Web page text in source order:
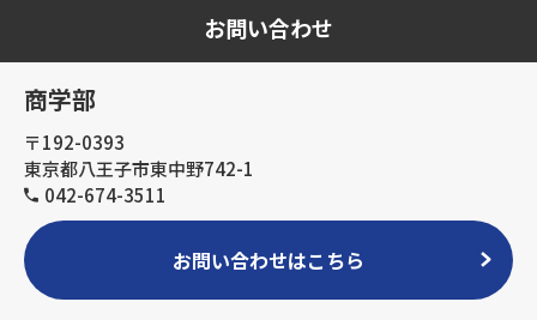
お問い合わせ
商学部
〒192-0393
東京都八王子市東中野742-1
042-674-3511
お問い合わせはこちら